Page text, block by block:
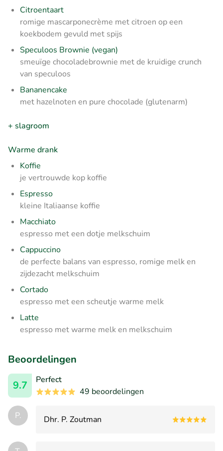
Citroentaart
romige mascarponecrème met citroen op een
koekbodem gevuld met spijs
Speculoos Brownie (vegan)
smeuïge chocoladebrownie met de kruidige crunch
van speculoos
Bananencake
met hazelnoten en pure chocolade (glutenarm)
+ slagroom
Warme drank
Koffie
je vertrouwde kop koffie
Espresso
kleine Italiaanse koffie
Macchiato
espresso met een dotje melkschuim
Cappuccino
de perfecte balans van espresso, romige melk en
zijdezacht melkschuim
Cortado
espresso met een scheutje warme melk
Latte
espresso met warme melk en melkschuim
Beoordelingen
9.7
Perfect
49 beoordelingen
P. Dhr. P. Zoutman